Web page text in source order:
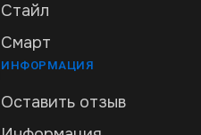
Стайл
Смарт
ИНФОРМАЦИЯ
Оставить отзыв